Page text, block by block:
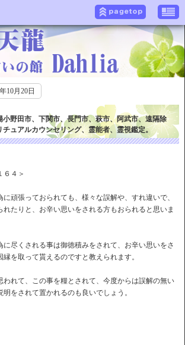
10月20日
小野田市、下関市、長門市、萩市、阿武市、遠隔除
チュアルカウンセリング、霊能者、霊視鑑定。
６４＞
頑張っておられても、様々な誤解や、すれ違いで、
たりと、お辛い思いをされる方もおられると思いま
に尽くされる事は御徳積みをされて、お辛い思いをさ
を取って貰えるのですと教えられます。
われて、この事を糧とされて、今度からは誤解の無い
をされて置かれるのも良いでしょう。